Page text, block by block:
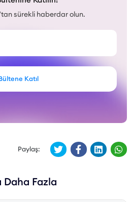
sürekli haberdar olun.
Katıl
Paylaş:
Daha Fazla